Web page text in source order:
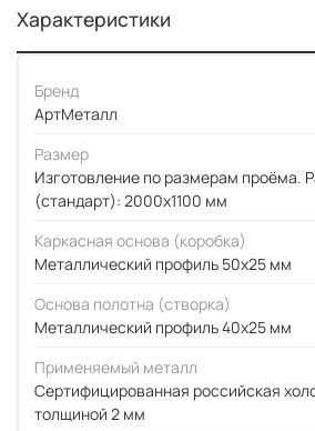
Характеристики
Бренд
АртМеталл
Размер
Изготовление по размерам проёма.
(стандарт): 2000x1100 мм
Каркасная основа (коробка)
Металлический профиль 50x25 мм
Основа полотна (створка)
Металлический профиль 40x25 мм
Применяемый металл
Сертифицированная российская
толщиной 2 мм